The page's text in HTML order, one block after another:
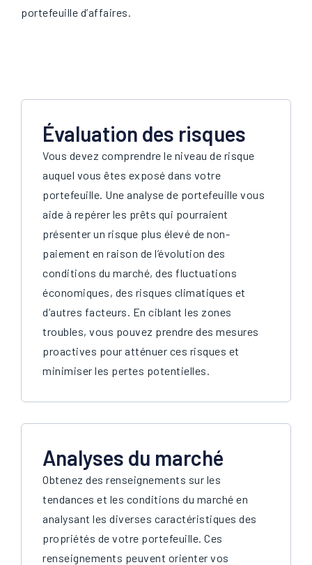
portefeuille d’affaires.
Évaluation des risques
Vous devez comprendre le niveau de risque
auquel vous êtes exposé dans votre
portefeuille. Une analyse de portefeuille vous
aide à repérer les prêts qui pourraient
présenter un risque plus élevé de non-
paiement en raison de l’évolution des
conditions du marché, des fluctuations
économiques, des risques climatiques et
d’autres facteurs. En ciblant les zones
troubles, vous pouvez prendre des mesures
proactives pour atténuer ces risques et
minimiser les pertes potentielles.
Analyses du marché
Obtenez des renseignements sur les
tendances et les conditions du marché en
analysant les diverses caractéristiques des
propriétés de votre portefeuille. Ces
renseignements peuvent orienter vos